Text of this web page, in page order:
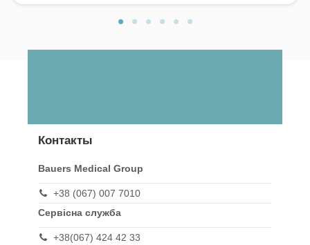
Контакты
Bauers Medical Group
+38 (067) 007 7010
Сервісна служба
+38(067) 424 42 33